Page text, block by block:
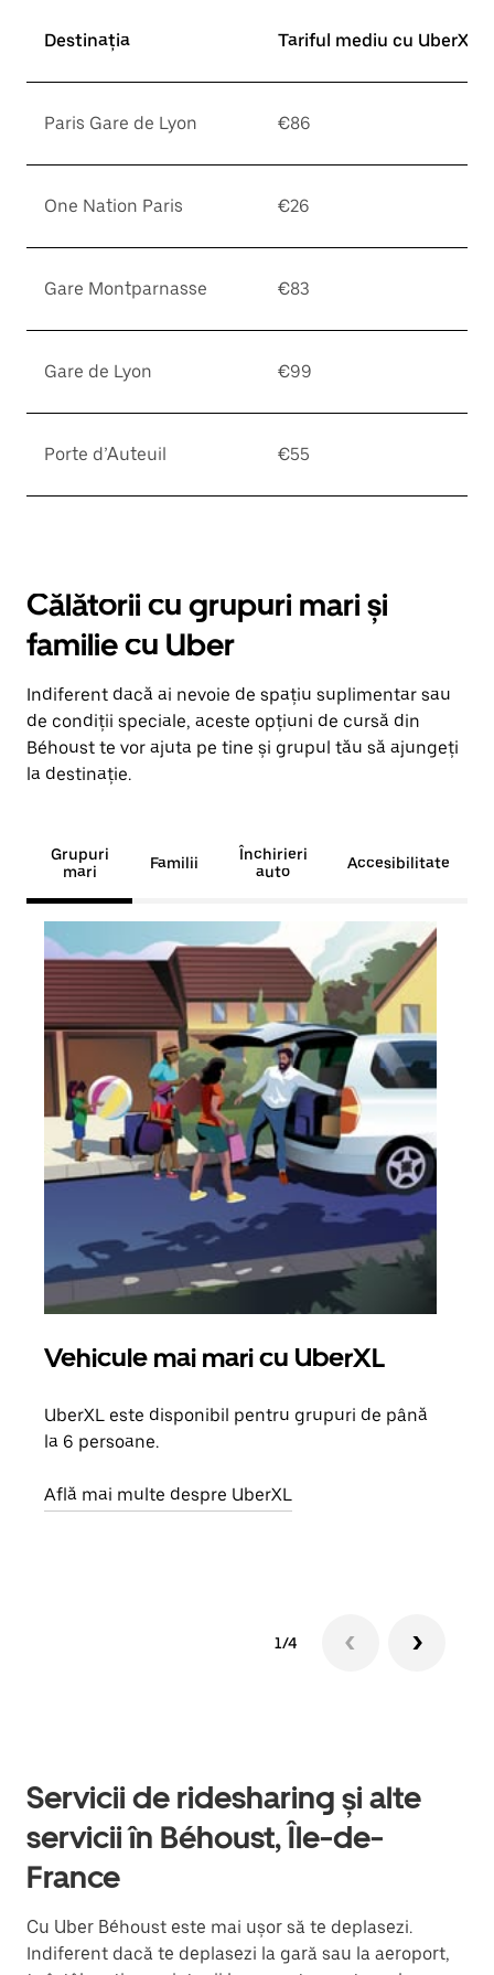
Destinația Tariful mediu cu UberX*
Paris Gare de Lyon €86
One Nation Paris €26
Gare Montparnasse €83
Gare de Lyon €99
Porte d’Auteuil €55
Călătorii cu grupuri mari și
familie cu Uber
Indiferent dacă ai nevoie de spațiu suplimentar sau
de condiții speciale, aceste opțiuni de cursă din
Béhoust te vor ajuta pe tine și grupul tău să ajungeți
la destinație.
Grupuri
mari
Familii
Închirieri
auto
Accesibilitate
Vehicule mai mari cu UberXL
UberXL este disponibil pentru grupuri de până
la 6 persoane.
Află mai multe despre UberXL
1/4
Servicii de ridesharing și alte
servicii în Béhoust, Île-de-
France
Cu Uber Béhoust este mai ușor să te deplasezi.
Indiferent dacă te deplasezi la gară sau la aeroport,